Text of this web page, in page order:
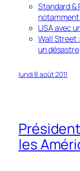
Standard &
USA avec
Wall Street
un désastre
lundi 8 août 2011
les